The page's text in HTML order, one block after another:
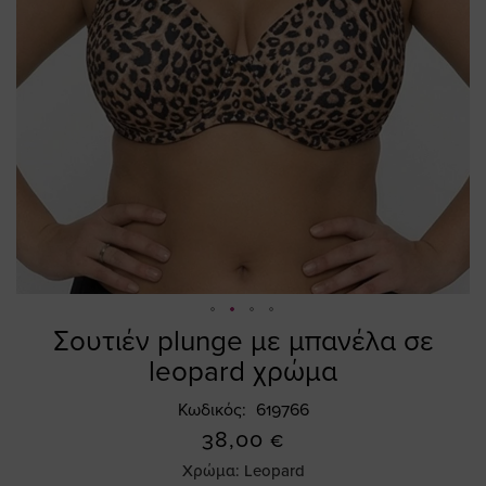
Σουτιέν plunge με μπανέλα σε
leopard χρώμα
Κωδικός 619766
38,00 €
Χρώμα: Leopard